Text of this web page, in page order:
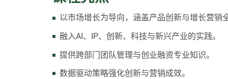
以市场增长为导向，涵盖产品创新与增长营销
融入AI、IP、创新、科技与新兴产业的实践。
提供跨部门团队管理与创业融资专业知识。
数据驱动策略强化创新与营销成效。